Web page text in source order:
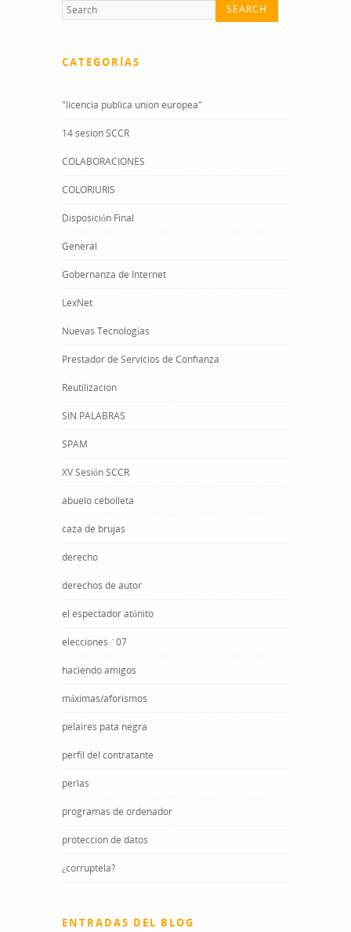
CATEGORÍAS
"licencia publica union europea"
14 sesion SCCR
COLABORACIONES
COLORIURIS
Disposición Final
General
Gobernanza de Internet
LexNet
Nuevas Tecnologías
Prestador de Servicios de Confianza
Reutilizacion
SIN PALABRAS
SPAM
XV Sesión SCCR
abuelo cebolleta
caza de brujas
derecho
derechos de autor
el espectador atónito
elecciones ´07
haciendo amigos
máximas/aforismos
pelaires pata negra
perfil del contratante
perlas
programas de ordenador
proteccion de datos
¿corruptela?
ENTRADAS DEL BLOG